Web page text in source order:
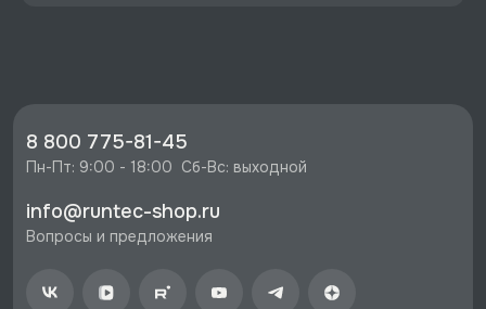
RUNTEC, RTS20F-NS-NS-P20-P20-7035 со
скидкой - 40050 руб.
Петербурге и по РФ, если она меньше 10%
стоимости заказа.
8 800 775-81-45
Пн-Пт: 9:00 - 18:00  Сб-Вс: выходной
info@runtec-shop.ru
Вопросы и предложения